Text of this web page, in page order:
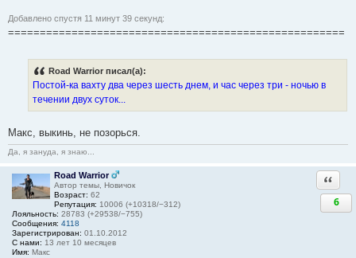
Добавлено спустя 11 минут 39 секунд:
=====================================================
Road Warrior писал(а):
Постой-ка вахту два через шесть днем, и час через три - ночью в
течении двух суток...
Макс, выкинь, не позорься.
Да, я зануда, я знаю...
Road Warrior
Автор темы, Новичок
Возраст: 62
Репутация: 10006 (+10318/−312)
Лояльность: 28783 (+29538/−755)
Сообщения: 4118
Зарегистрирован: 01.10.2012
С нами: 13 лет 10 месяцев
Имя: Макс
6